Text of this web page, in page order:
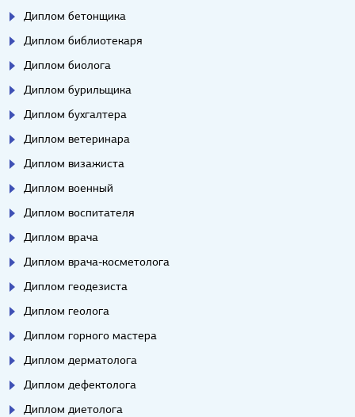
Диплом бетонщика
Диплом библиотекаря
Диплом биолога
Диплом бурильщика
Диплом бухгалтера
Диплом ветеринара
Диплом визажиста
Диплом военный
Диплом воспитателя
Диплом врача
Диплом врача-косметолога
Диплом геодезиста
Диплом геолога
Диплом горного мастера
Диплом дерматолога
Диплом дефектолога
Диплом диетолога